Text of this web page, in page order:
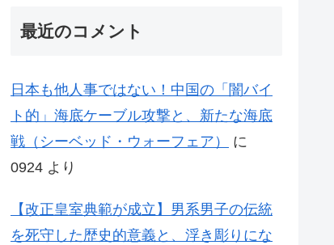
最近のコメント
日本も他人事ではない！中国の「闇バイ
ト的」海底ケーブル攻撃と、新たな海底
戦（シーベッド・ウォーフェア）
に
0924 より
【改正皇室典範が成立】男系男子の伝統
を死守した歴史的意義と、浮き彫りにな